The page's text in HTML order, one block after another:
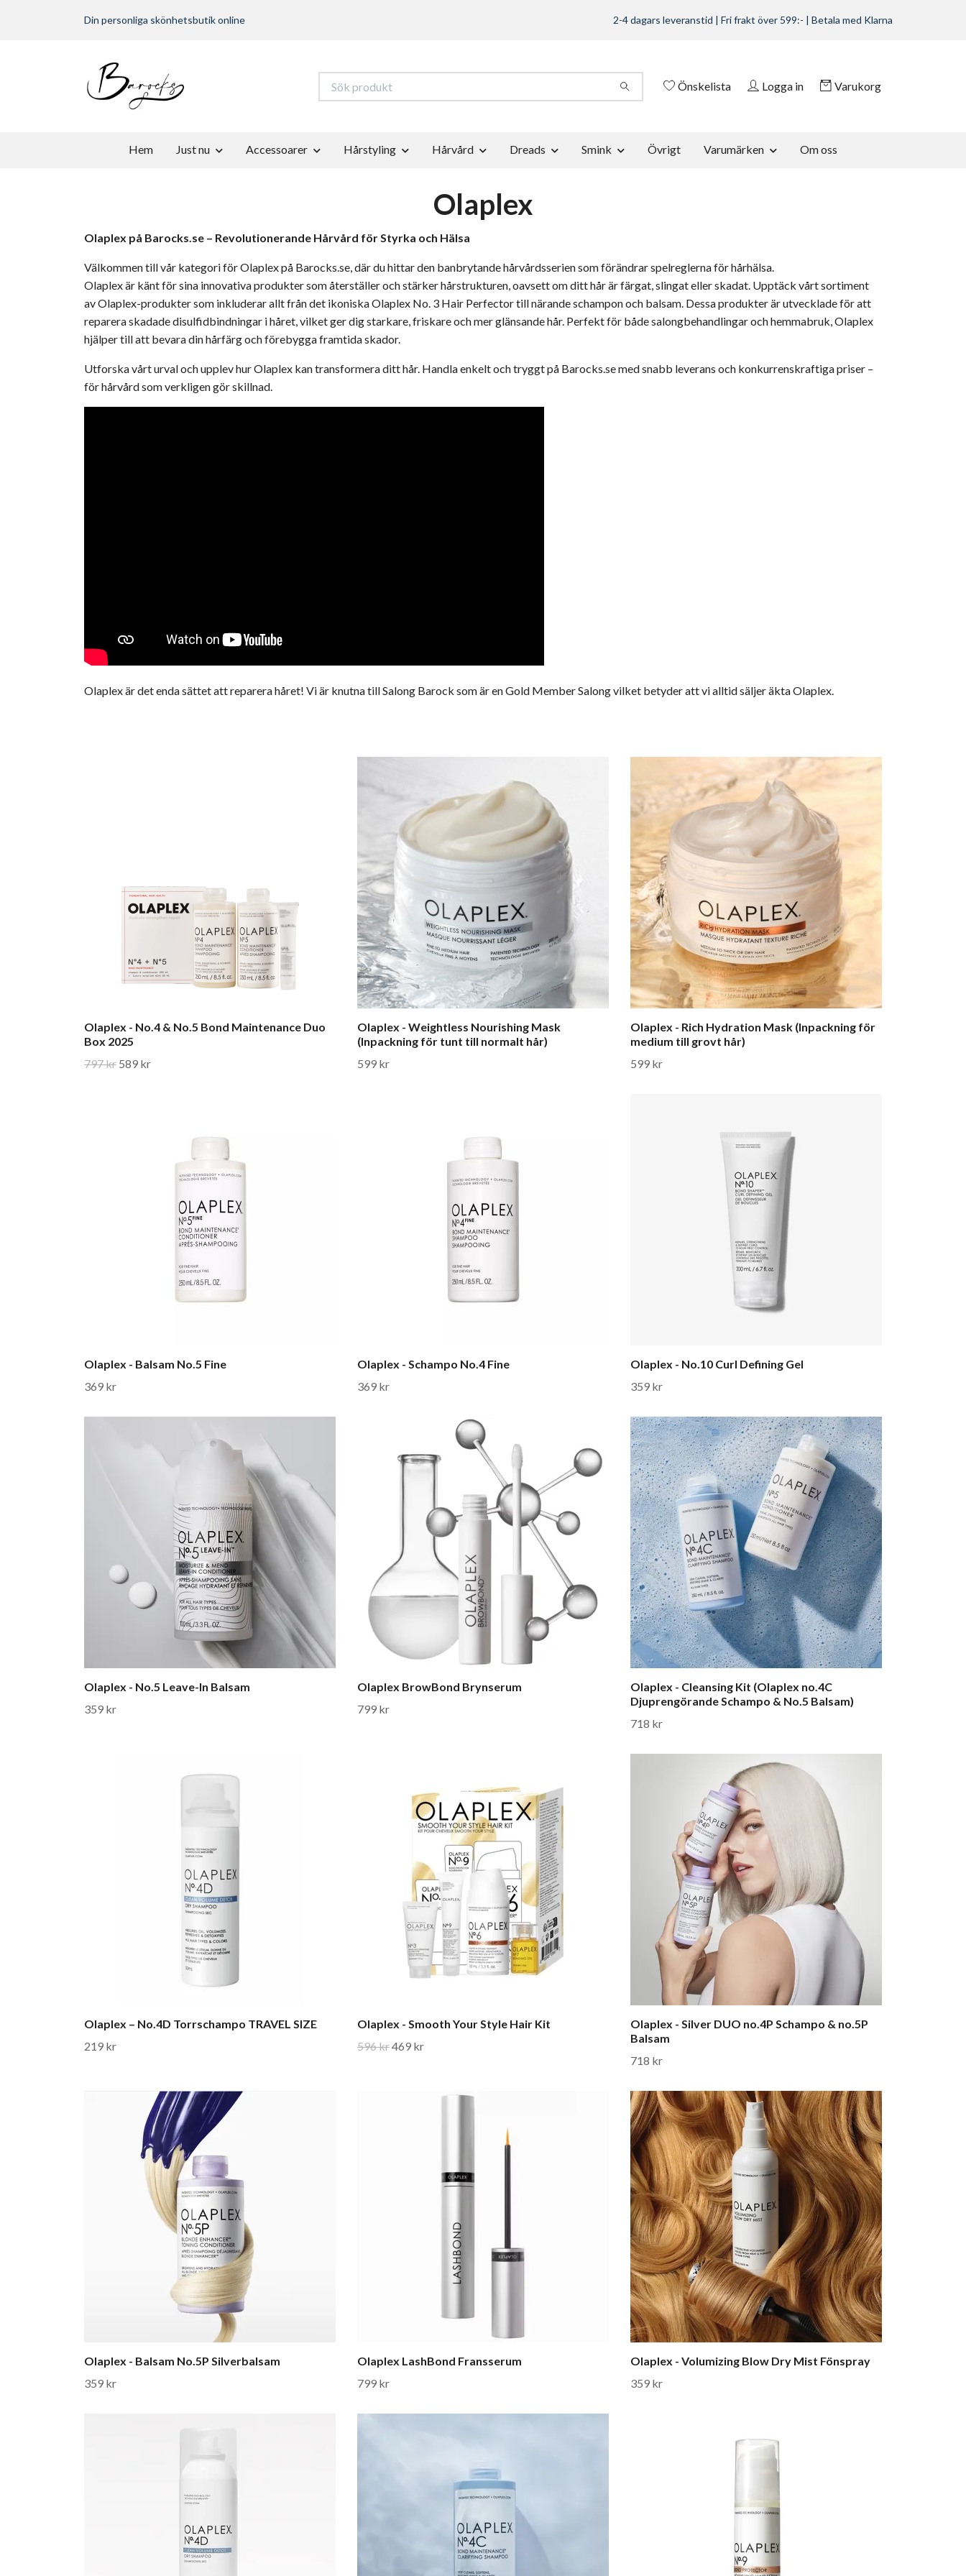
Din personliga skönhetsbutik online 2-4 dagars leveranstid | Fri frakt över 599:- | Betala med Klarna
Önskelista Logga in Varukorg
Hem Just nu Accessoarer Hårstyling Hårvård Dreads Smink Övrigt Varumärken Om oss
Olaplex
Olaplex på Barocks.se – Revolutionerande Hårvård för Styrka och Hälsa
Välkommen till vår kategori förOlaplexpå Barocks.se, där du hittar den banbrytande hårvårdsserien som förändrar spelreglerna för hårhälsa.
Olaplexär känt för sina innovativa produkter som återställer och stärker hårstrukturen, oavsett om ditt hår är färgat, slingat eller skadat. Upptäck vårt sortiment
avOlaplex-produktersom inkluderar allt från det ikoniskaOlaplex No. 3 Hair Perfectortill närandeschamponoch balsam. Dessa produkter är utvecklade för att
reparera skadade disulfidbindningar i håret, vilket ger dig starkare, friskare och mer glänsande hår. Perfekt för både salongbehandlingar och hemmabruk,Olaplex
hjälper till att bevara din hårfärg och förebygga framtida skador.
Utforska vårt urval och upplev hurOlaplex kan transformera ditt hår. Handla enkelt och tryggt på Barocks.se med snabb leverans och konkurrenskraftiga priser –
för hårvård som verkligen gör skillnad.
Olaplexär det enda sättet att reparera håret! Vi är knutna tillSalong Barock som är en Gold Member Salong vilket betyder att vi alltid säljeräkta Olaplex.
Olaplex - No.4 & No.5 Bond Maintenance Duo
Box 2025
797 kr 589 kr
Olaplex - Weightless Nourishing Mask
(Inpackning för tunt till normalt hår)
599 kr
Olaplex - Rich Hydration Mask (Inpackning för
medium till grovt hår)
599 kr
Olaplex - Balsam No.5 Fine
369 kr
Olaplex - Schampo No.4 Fine
369 kr
Olaplex - No.10 Curl Defining Gel
359 kr
Olaplex - No.5 Leave-In Balsam
359 kr
Olaplex BrowBond Brynserum
799 kr
Olaplex - Cleansing Kit (Olaplex no.4C
Djuprengörande Schampo & No.5 Balsam)
718 kr
Olaplex – No.4D Torrschampo TRAVEL SIZE
219 kr
Olaplex - Smooth Your Style Hair Kit
596 kr469 kr
Olaplex - Silver DUO no.4P Schampo & no.5P
Balsam
718 kr
Olaplex - Balsam No.5P Silverbalsam
359 kr
Olaplex LashBond Fransserum
799 kr
Olaplex - Volumizing Blow Dry Mist Fönspray
359 kr